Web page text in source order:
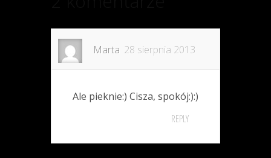
Marta 28 sierpnia 2013
Ale pieknie:) Cisza, spokój:):)
REPLY